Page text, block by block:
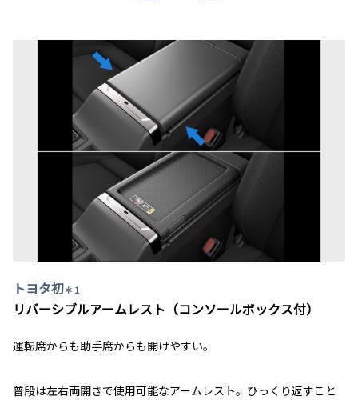
トヨタ初＊ 1
リバーシブルアームレスト（コンソールボックス付）
運転席からも助手席からも開けやすい。
普段は左右両開きで使用可能なアームレスト。ひっくり返すこと